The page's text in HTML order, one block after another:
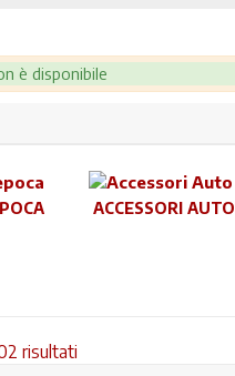
è disponibile
ACCESSORI AUTO
risultati